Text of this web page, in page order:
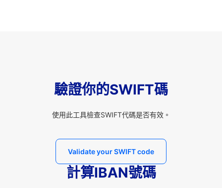
驗證你的SWIFT碼
使用此工具檢查SWIFT代碼是否有效。
Validate your SWIFT code
計算IBAN號碼